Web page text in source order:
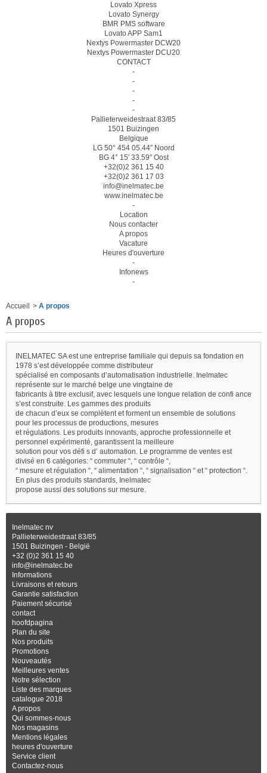
Lovato Xpress
Lovato Synergy
BMR PMS software
Lovato APP Sam1
Nextys Powermaster DCW20
Nextys Powermaster DCU20
CONTACT
-
-
-
-
-
Pallieterweidestraat 83/85
1501 Buizingen
Belgique
LG 50° 454 05.44″ Noord
BG 4° 15′ 33.59″ Oost
+32(0)2 361 15 40
+32(0)2 361 17 03
info@inelmatec.be
www.inelmatec.be
-
Location
Nous contacter
A propos
Vacature
Heures d'ouverture
-
Infonews
-
Accueil > A propos
A propos
INELMATEC SA est une entreprise familiale qui depuis sa fondation en
1978 s’est développée comme distributeur
spécialisé en composants d’automatisation industrielle. Inelmatec
représente sur le marché belge une vingtaine de
fabricants à titre exclusif, avec lesquels une longue relation de confi ance
s’est construite. Les gammes des produits
de chacun d’eux se complètent et forment un ensemble de solutions
pour les processus de productions, mesures
et régulations. Les produits innovants, approche professionnelle et
personnel expérimenté, garantissent la meilleure
solution pour vos défi s d’ automation. Le programme de ventes est
divisé en 6 catégories: “ commuter “, “ contrôle “,
“ mesure et régulation “, “ alimentation “, “ signalisation “ et “ protection “.
En plus des produits standards, Inelmatec
propose aussi des solutions sur mesure.
Inelmatec nv
Pallieterweidestraat 83/85
1501 Buizingen - België
+32 (0)2 361 15 40
info@inelmatec.be
Informations
Livraisons et retours
Garantie satisfaction
Paiement sécurisé
contact
hoofdpagina
Plan du site
Nos produits
Promotions
Nouveautés
Meilleures ventes
Notre sélection
Liste des marques
catalogue 2018
A propos
Qui sommes-nous
Nos magasins
Mentions légales
heures d'ouverture
Service client
Contactez-nous